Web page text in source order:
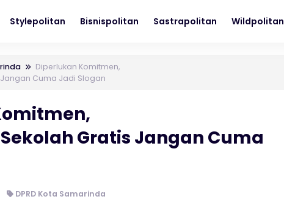
Stylepolitan Bisnispolitan Sastrapolitan Wildpolitan
Diperlukan Komitmen,
Cuma Jadi Slogan
Gratis Jangan Cuma
DPRD Kota Samarinda